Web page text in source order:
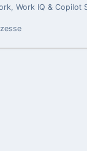
Work IQ & Copilot